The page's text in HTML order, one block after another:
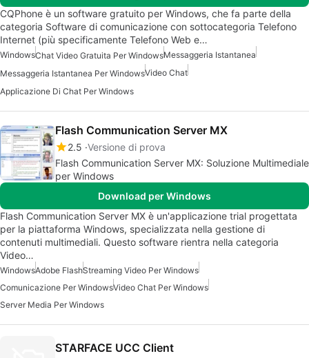
CQPhone è un software gratuito per Windows, che fa parte della
categoria Software di comunicazione con sottocategoria Telefono
Internet (più specificamente Telefono Web e…
WindowsChat Video Gratuita Per WindowsMessaggeria Istantanea
Messaggeria Istantanea Per WindowsVideo Chat
Applicazione Di Chat Per Windows
Flash Communication Server MX
2.5 Versione di prova
Flash Communication Server MX: Soluzione Multimediale
per Windows
Download per Windows
Flash Communication Server MX è un'applicazione trial progettata
per la piattaforma Windows, specializzata nella gestione di
contenuti multimediali. Questo software rientra nella categoria
Video…
WindowsAdobe FlashStreaming Video Per Windows
Comunicazione Per WindowsVideo Chat Per Windows
Server Media Per Windows
STARFACE UCC Client